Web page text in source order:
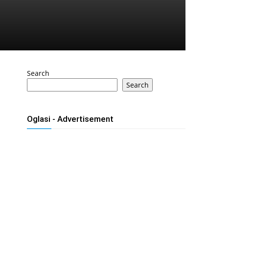
Search
Search
Oglasi - Advertisement